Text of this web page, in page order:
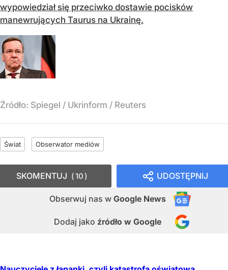
wypowiedział się przeciwko dostawie pocisków
manewrujących Taurus na Ukrainę.
Źródło: Spiegel / Ukrinform / Reuters
Świat Obserwator mediów
UDOSTĘPNIJ
Obserwuj nas w Google News
Dodaj jako źródło w Google
SKOMENTUJ 10